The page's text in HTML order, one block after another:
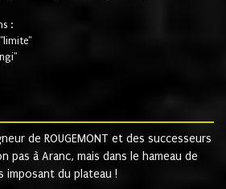
:
de ROUGEMONT et des successeurs
pas à Aranc, mais dans le hameau de
imposant du plateau !